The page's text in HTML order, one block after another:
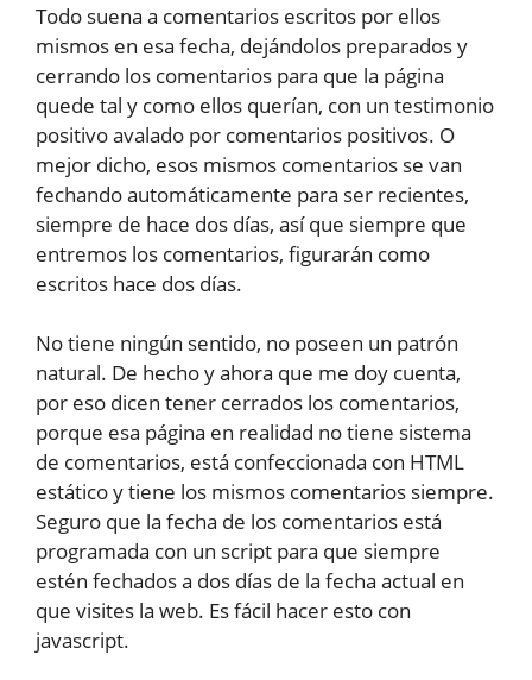
Todo suena a comentarios escritos por ellos
mismos en esa fecha, dejándolos preparados y
cerrando los comentarios para que la página
quede tal y como ellos querían, con un testimonio
positivo avalado por comentarios positivos. O
mejor dicho, esos mismos comentarios se van
fechando automáticamente para ser recientes,
siempre de hace dos días, así que siempre que
entremos los comentarios, figurarán como
escritos hace dos días.
No tiene ningún sentido, no poseen un patrón
natural. De hecho y ahora que me doy cuenta,
por eso dicen tener cerrados los comentarios,
porque esa página en realidad no tiene sistema
de comentarios, está confeccionada con HTML
estático y tiene los mismos comentarios siempre.
Seguro que la fecha de los comentarios está
programada con un script para que siempre
estén fechados a dos días de la fecha actual en
que visites la web. Es fácil hacer esto con
javascript.